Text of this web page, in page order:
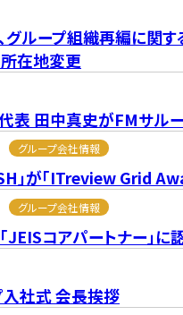
グループ組織再編に
在地変更
表 田中真史がFMサル
グループ会社情報
」が「ITreview Grid
グループ会社情報
JEISコアパートナー
社式 会長挨拶